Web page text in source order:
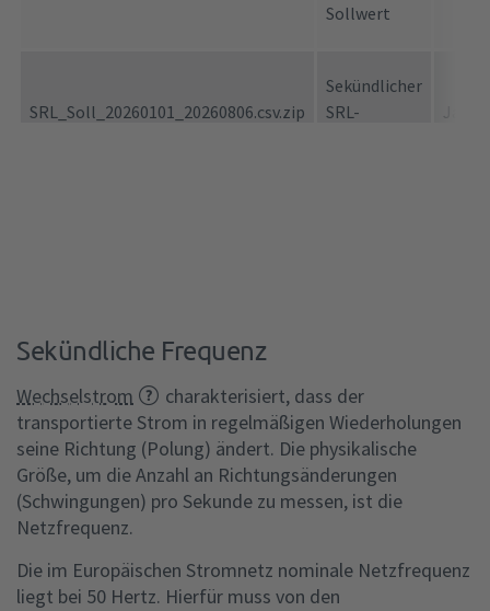
Sollwert
SRL_Soll_20260101_20260806.csv.zip
Sekündlicher
SRL-
Sekündliche Frequenz
Wechselstrom
charakterisiert, dass der
transportierte Strom in regelmäßigen Wiederholungen
seine Richtung (Polung) ändert. Die physikalische
Größe, um die Anzahl an Richtungsänderungen
(Schwingungen) pro Sekunde zu messen, ist die
Netzfrequenz.
Die im Europäischen Stromnetz nominale Netzfrequenz
liegt bei 50 Hertz. Hierfür muss von den